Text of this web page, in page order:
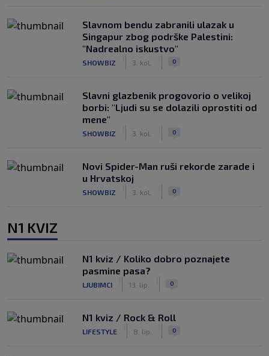
Slavnom bendu zabranili ulazak u
Singapur zbog podrške Palestini:
"Nadrealno iskustvo"
SHOWBIZ 3. kol. 0
Slavni glazbenik progovorio o velikoj
borbi: "Ljudi su se dolazili oprostiti od
mene"
SHOWBIZ 3. kol. 0
Novi Spider-Man ruši rekorde zarade i
u Hrvatskoj
SHOWBIZ 3. kol. 0
N1 KVIZ
N1 kviz / Koliko dobro poznajete
pasmine pasa?
LJUBIMCI 13. lip. 0
N1 kviz / Rock & Roll
LIFESTYLE 8. lip. 0